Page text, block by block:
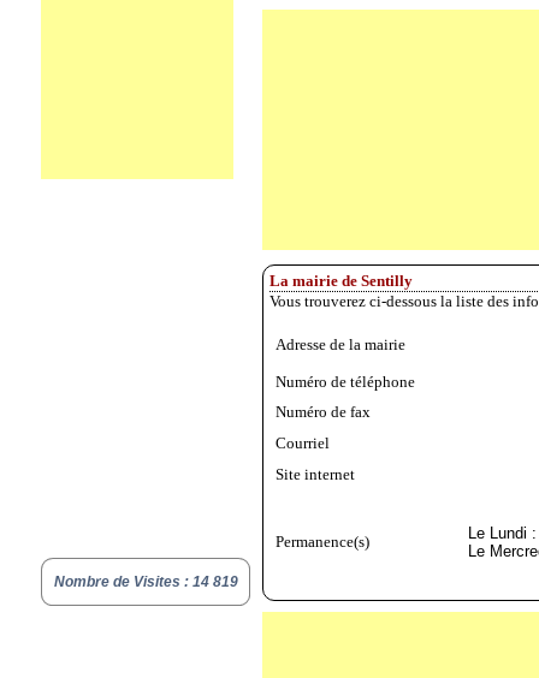
Nombre de Visites : 14 819
La mairie de Sentilly
Vous trouverez ci-dessous la liste des
Adresse de la mairie
Numéro de téléphone
Numéro de fax
Courriel
Site internet
Permanence(s)
Le Lundi
Le